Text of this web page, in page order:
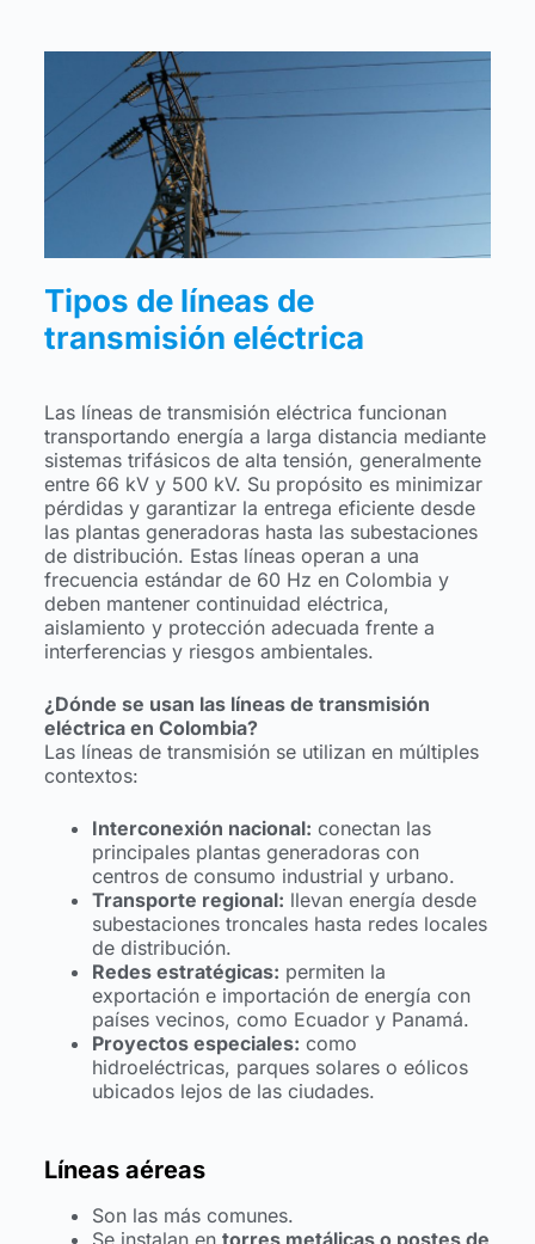
Tipos de líneas de
transmisión eléctrica
Las líneas de transmisión eléctrica funcionan
transportando energía a larga distancia mediante
sistemas trifásicos de alta tensión, generalmente
entre 66 kV y 500 kV. Su propósito es minimizar
pérdidas y garantizar la entrega eficiente desde
las plantas generadoras hasta las subestaciones
de distribución. Estas líneas operan a una
frecuencia estándar de 60 Hz en Colombia y
deben mantener continuidad eléctrica,
aislamiento y protección adecuada frente a
interferencias y riesgos ambientales.
¿Dónde se usan las líneas de transmisión
eléctrica en Colombia?
Las líneas de transmisión se utilizan en múltiples
contextos:
Interconexión nacional: conectan las
principales plantas generadoras con
centros de consumo industrial y urbano.
Transporte regional: llevan energía desde
subestaciones troncales hasta redes locales
de distribución.
Redes estratégicas: permiten la
exportación e importación de energía con
países vecinos, como Ecuador y Panamá.
Proyectos especiales: como
hidroeléctricas, parques solares o eólicos
ubicados lejos de las ciudades.
Líneas aéreas
Son las más comunes.